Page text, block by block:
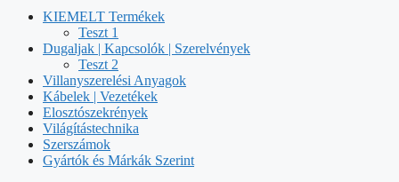
KIEMELT Termékek
Teszt 1
Dugaljak | Kapcsolók | Szerelvények
Teszt 2
Villanyszerelési Anyagok
Kábelek | Vezetékek
Elosztószekrények
Világítástechnika
Szerszámok
Gyártók és Márkák Szerint